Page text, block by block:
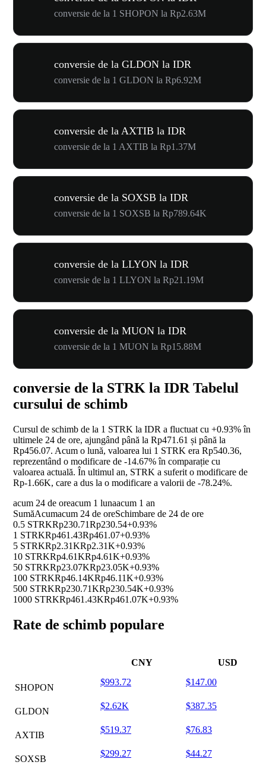
conversie de la 1 SHOPON la Rp2.63M
conversie de la GLDON la IDR
conversie de la 1 GLDON la Rp6.92M
conversie de la AXTIB la IDR
conversie de la 1 AXTIB la Rp1.37M
conversie de la SOXSB la IDR
conversie de la 1 SOXSB la Rp789.64K
conversie de la LLYON la IDR
conversie de la 1 LLYON la Rp21.19M
conversie de la MUON la IDR
conversie de la 1 MUON la Rp15.88M
conversie de la STRK la IDR Tabelul
cursului de schimb
Cursul de schimb de la 1 STRK la IDR a fluctuat cu +0.93%în
ultimele 24 de ore, ajungând până la Rp471.61 și până la
Rp456.07. Acum o lună, valoarea lui 1 STRK era Rp540.36,
reprezentând o modificare de -14.67%în comparație cu
valoarea actuală. În ultimul an, STRK a suferit o modificare de
Rp-1.66K, care a dus la o modificare a valorii de -78.24%.
acum 24 de oreacum 1 lunaacum 1 an
SumăAcumacum 24 de oreSchimbare de 24 de ore
0.5 STRKRp230.71Rp230.54+0.93%
1 STRKRp461.43Rp461.07+0.93%
5 STRKRp2.31KRp2.31K+0.93%
10 STRKRp4.61KRp4.61K+0.93%
50 STRKRp23.07KRp23.05K+0.93%
100 STRKRp46.14KRp46.11K+0.93%
500 STRKRp230.71KRp230.54K+0.93%
1000 STRKRp461.43KRp461.07K+0.93%
Rate de schimb populare
CNY USD
SHOPON
$993.72 $147.00
GLDON
$2.62K $387.35
AXTIB
$519.37 $76.83
SOXSB
$299.27 $44.27